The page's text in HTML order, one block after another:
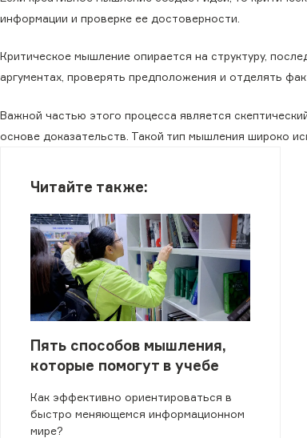
информации и проверке ее достоверности.
Критическое мышление опирается на структуру,
аргументах, проверять предположения и отделять
Важной частью этого процесса является
основе доказательств. Такой тип мышления широко
Читайте также:
Пять способов мышления,
которые помогут в учебе
Как эффективно ориентироваться в
быстро меняющемся информационном
мире?